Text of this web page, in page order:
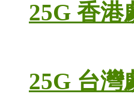
25G 香港
25G 台灣